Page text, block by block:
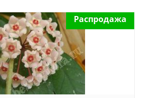
Распродажа